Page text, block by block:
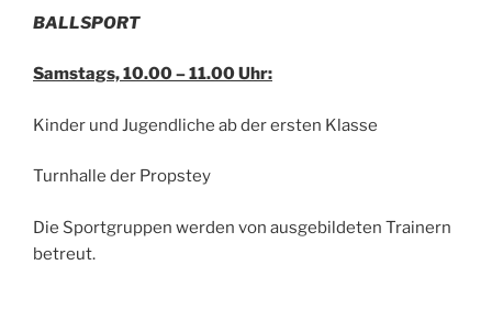
BALLSPORT
Samstags, 10.00 – 11.00 Uhr:
Kinder und Jugendliche ab der ersten Klasse
Turnhalle der Propstey
Die Sportgruppen werden von ausgebildeten Trainern
betreut.